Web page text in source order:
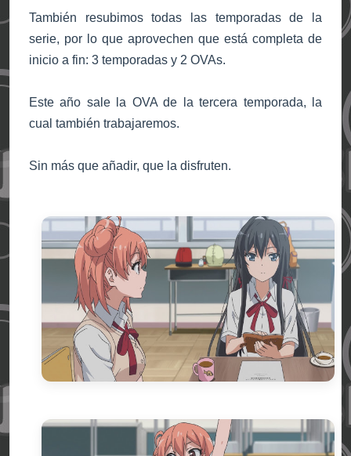
También resubimos todas las temporadas de la
serie, por lo que aprovechen que está completa de
inicio a fin: 3 temporadas y 2 OVAs.
Este año sale la OVA de la tercera temporada, la
cual también trabajaremos.
Sin más que añadir, que la disfruten.